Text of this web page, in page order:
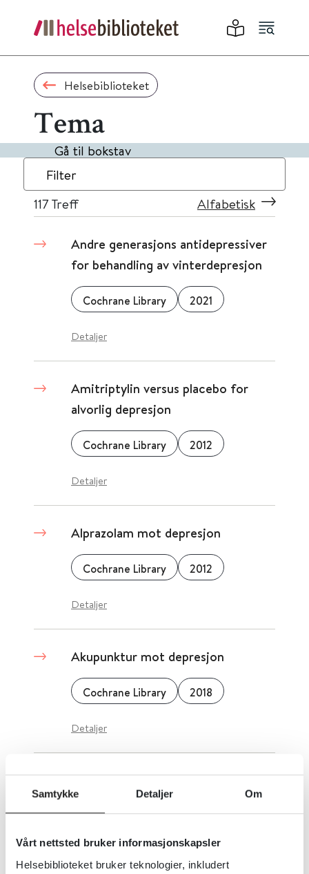
Samtykke Detaljer Om
Vårt nettsted bruker informasjonskapsler
Helsebiblioteket bruker teknologier, inkludert
Helsebiblioteket
Tema
Gå til bokstav
Filter
117Treff Alfabetisk
Andre generasjons antidepressiver
for behandling av vinterdepresjon
Cochrane Library 2021
Detaljer
Amitriptylin versus placebo for
alvorlig depresjon
Cochrane Library 2012
Detaljer
Alprazolam mot depresjon
Cochrane Library 2012
Detaljer
Akupunktur mot depresjon
Cochrane Library 2018
Detaljer
Aktiveringsterapi ved depresjon
hos voksne med ikke-smittsomme
Cochrane Library 2020